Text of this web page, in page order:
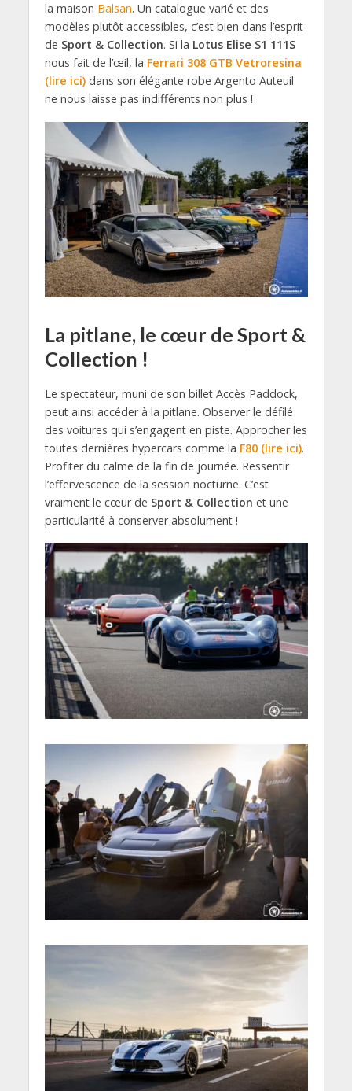
la maison Balsan. Un catalogue varié et des
modèles plutôt accessibles, c’est bien dans l’esprit
de Sport & Collection. Si la Lotus Elise S1 111S
nous fait de l’œil, la Ferrari 308 GTB Vetroresina
(lire ici)dans son élégante robe Argento Auteuil
ne nous laisse pas indifférents non plus !
La pitlane, le cœur de Sport &
Collection !
Le spectateur, muni de son billet Accès Paddock,
peut ainsi accéder à la pitlane. Observer le défilé
des voitures qui s’engagent en piste. Approcher les
toutes dernières hypercars comme la F80 (lire ici).
Profiter du calme de la fin de journée. Ressentir
l’effervescence de la session nocturne. C’est
vraiment le cœur de Sport & Collection et une
particularité à conserver absolument !